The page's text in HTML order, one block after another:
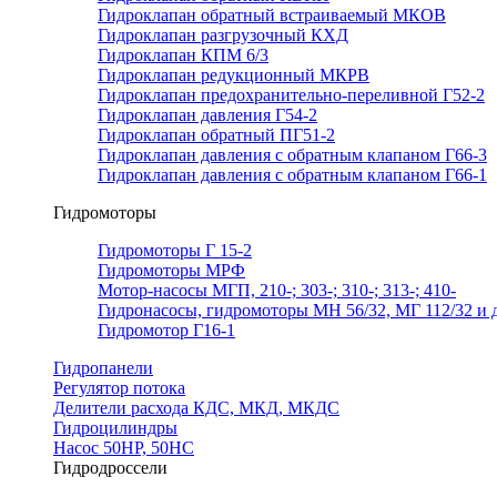
Гидроклапан обратный встраиваемый МКОВ
Гидроклапан разгрузочный КХД
Гидроклапан КПМ 6/3
Гидроклапан редукционный МКРВ
Гидроклапан предохранительно-переливной Г52-2
Гидроклапан давления Г54-2
Гидроклапан обратный ПГ51-2
Гидроклапан давления с обратным клапаном Г66-3
Гидроклапан давления с обратным клапаном Г66-1
Гидромоторы
Гидромоторы Г 15-2
Гидромоторы МРФ
Мотор-насосы МГП, 210-; 303-; 310-; 313-; 410-
Гидронасосы, гидромоторы МН 56/32, МГ 112/32 и
Гидромотор Г16-1
Гидропанели
Регулятор потока
Делители расхода КДС, МКД, МКДС
Гидроцилиндры
Насос 50НР, 50НС
Гидродроссели